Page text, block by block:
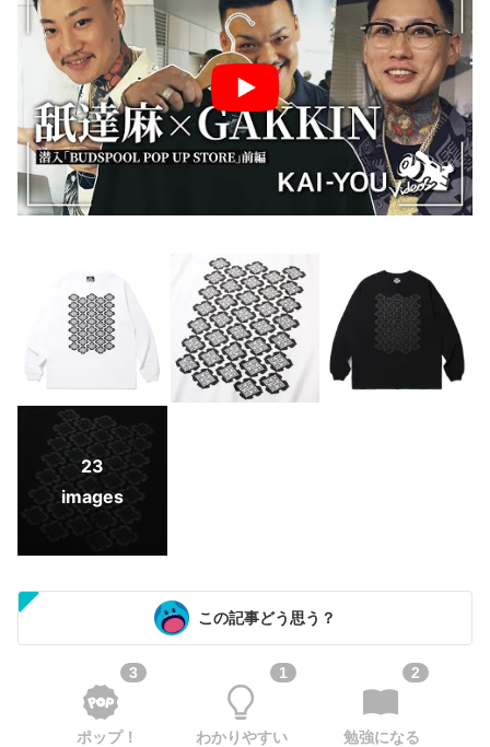
23
images
この記事どう思う？
3
ポップ！
1
わかりやすい
2
勉強になる